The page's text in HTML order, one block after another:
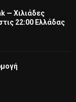
— Χιλιάδες
22:00 Ελλάδας